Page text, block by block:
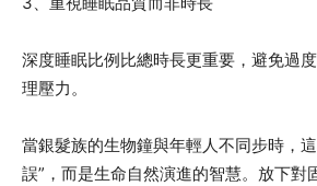
深度睡眠比例比總時長更重要，避免過
理壓力。
當銀髮族的生物鐘與年輕人不同步時，
誤”，而是生命自然演進的智慧。放下對